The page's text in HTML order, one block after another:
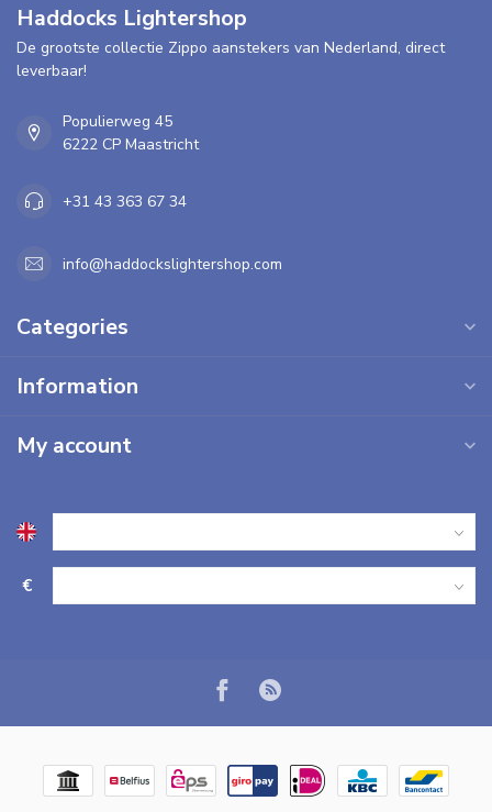
Haddocks Lightershop
De grootste collectie Zippo aanstekers van Nederland, direct
leverbaar!
Populierweg 45
6222 CP Maastricht
+31 43 363 67 34
info@haddockslightershop.com
Categories
Information
My account
€